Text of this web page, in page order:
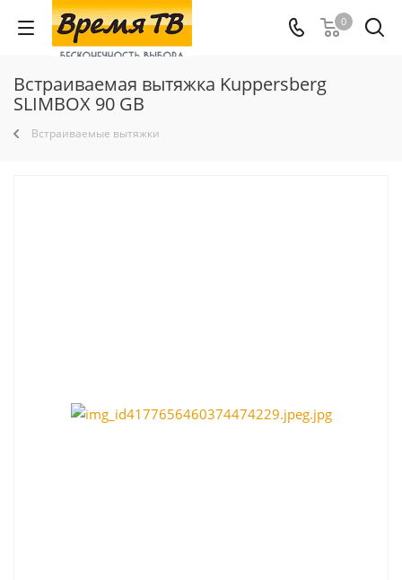
0
Встраиваемая вытяжка Kuppersberg
SLIMBOX 90 GB
Встраиваемые вытяжки